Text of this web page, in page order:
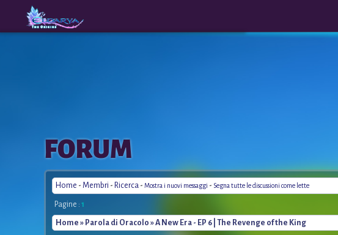
The
Origins
FORUM
Home - Membri - Ricerca - Mostra i nuovi messaggi - Segna tutte le discussioni come lette
Pagine : 1
Home » Parola di Oracolo » A New Era - EP 6 | The Revenge of the King